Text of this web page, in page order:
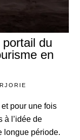
du
en
pour une fois
à l’idée de
longue période.